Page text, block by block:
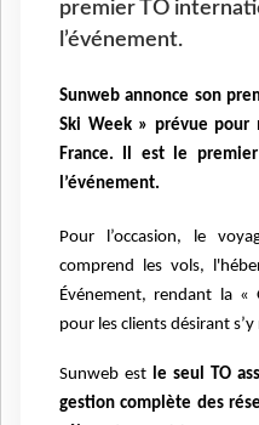
premier TO
l’événement.
Sunweb annonce son
Ski Week » prévue pour
France. Il est le
l’événement.
Pour l’occasion, le
comprend les vols,
Événement, rendant la «
pour les clients désirant
Sunweb est le seul TO
gestion complète des